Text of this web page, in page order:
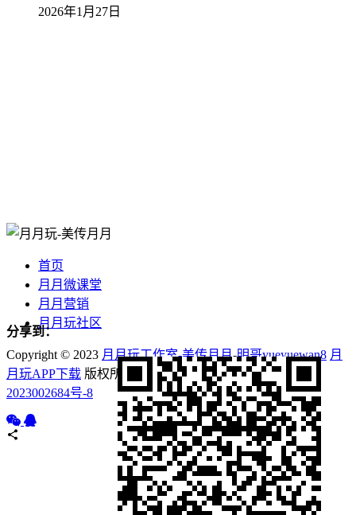
2026年1月27日
首页
月月微课堂
月月营销
月月玩社区
Copyright © 2023 月月玩工作室-美传月月-明哥yueyuewan8 月
月玩APP下载 版权所有 Powered by 互动美传鄂ICP备
2023002684号-8
分享到：